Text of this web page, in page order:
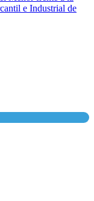
e Industrial de